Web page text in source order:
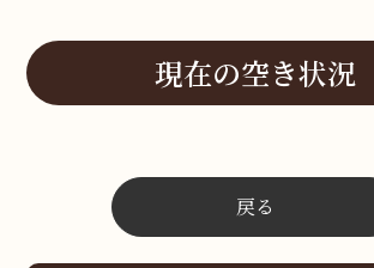
現在の空き状況
戻る